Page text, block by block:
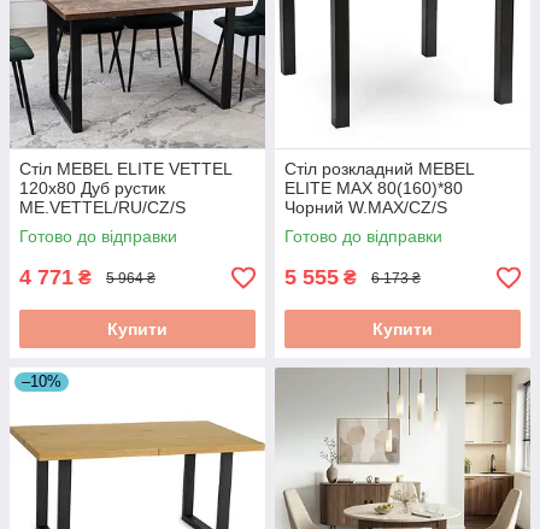
Стіл MEBEL ELITE VETTEL
120х80 Дуб рустик
ME.VETTEL/RU/CZ/S
Готово до відправки
4 771 ₴ 5 964 ₴
Купити
Стіл розкладний MEBEL
ELITE MAX 80(160)*80
Чорний W.MAX/CZ/S
Готово до відправки
5 555 ₴ 6 173 ₴
Купити
–10%